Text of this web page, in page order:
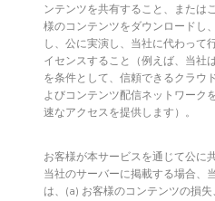
ンテンツを共有すること、または
様のコンテンツをダウンロードし
し、公に実演し、当社に代わって
イセンスすること（例えば、当社
を条件として、信頼できるクラウ
よびコンテンツ配信ネットワーク
速なアクセスを提供します）。
お客様が本サービスを通じて公に
当社のサーバーに掲載する場合、
は、(a) お客様のコンテンツの損